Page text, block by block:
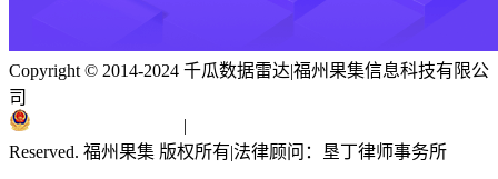
Copyright © 2014-2024 千瓜数据雷达|福州果集信息科技有限公
司
|
Reserved. 福州果集 版权所有|法律顾问：垦丁律师事务所